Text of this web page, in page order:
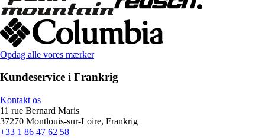
Opdag alle vores mærker
Kundeservice i Frankrig
Kontakt os
11 rue Bernard Maris
37270 Montlouis-sur-Loire, Frankrig
+33 1 86 47 62 58